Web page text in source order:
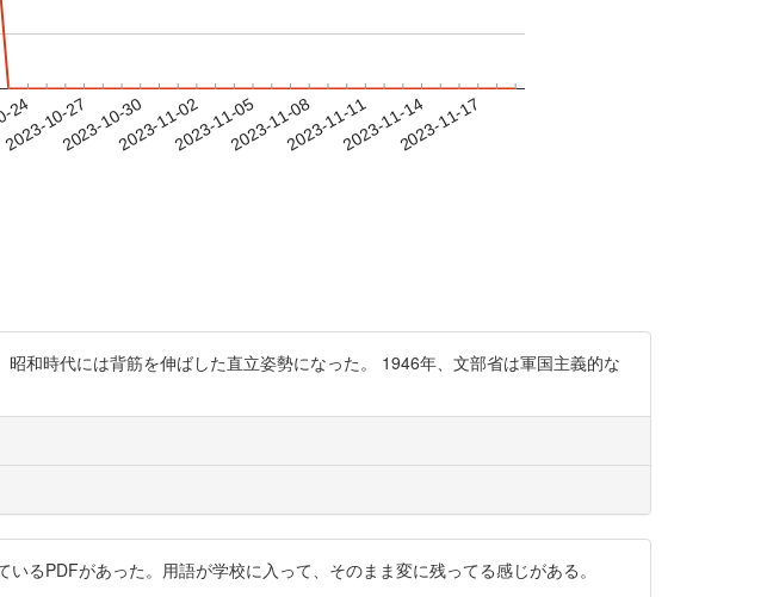
24
2023-10-272023-10-302023-11-022023-11-052023-11-082023-11-112023-11-142023-11-17
和時代には背筋を伸ばした直立姿勢になった。 1946年、文部省は軍国主義的な
るPDFがあった。用語が学校に入って、そのまま変に残ってる感じがある。